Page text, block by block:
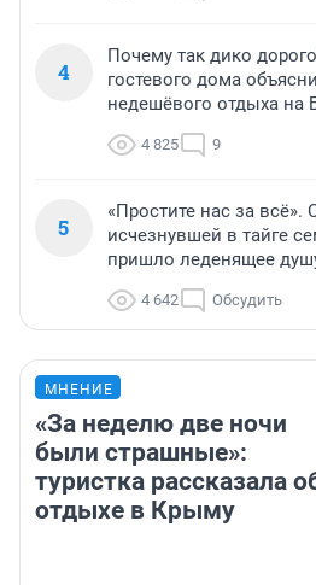
4
Почему так дико
гостевого дома
недешёвого отдыха на
4 825 9
5
«Простите нас за всё».
исчезнувшей в тайге
пришло леденящее
4 642 Обсудить
МНЕНИЕ
«За неделю две ночи
были страшные»:
туристка рассказала
отдыхе в Крыму